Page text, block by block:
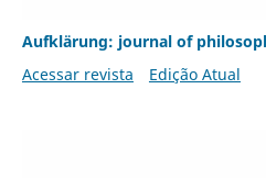
Aufklärung: journal of
Acessar revista
Edição Atual